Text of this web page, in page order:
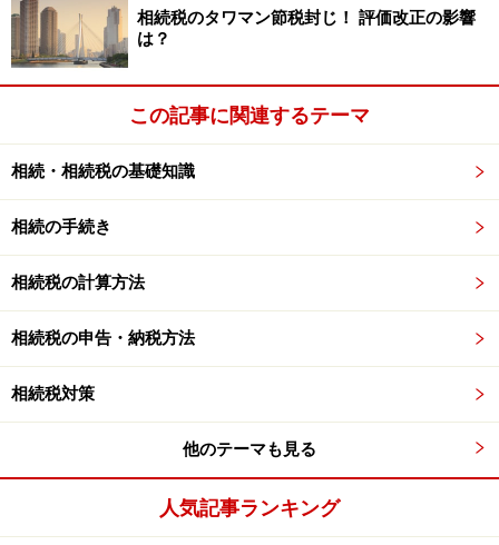
親族の範囲・親等図
このうち、黄色が血族(一部省略しています)、緑色が姻
族となります。〇内の数字は親等です。
相続税のタワマン節税封じ！ 評価改正の影響
は？
この記事に関連するテーマ
相続・相続税の基礎知識
相続の手続き
相続税の計算方法
相続税の申告・納税方法
相続税対策
他のテーマも見る
人気記事ランキング